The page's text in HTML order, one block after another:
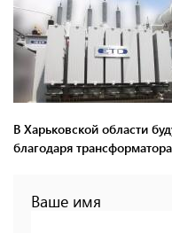
В Харьковской области
благодаря
Ваше имя